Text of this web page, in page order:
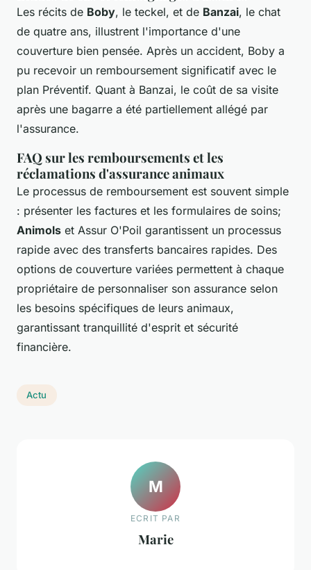
Les récits de Boby, le teckel, et de Banzai, le chat
de quatre ans, illustrent l'importance d'une
couverture bien pensée. Après un accident, Boby a
pu recevoir un remboursement significatif avec le
plan Préventif. Quant à Banzai, le coût de sa visite
après une bagarre a été partiellement allégé par
l'assurance.
FAQ sur les remboursements et les
réclamations d'assurance animaux
Le processus de remboursement est souvent simple
: présenter les factures et les formulaires de soins;
Animols et Assur O'Poil garantissent un processus
rapide avec des transferts bancaires rapides. Des
options de couverture variées permettent à chaque
propriétaire de personnaliser son assurance selon
les besoins spécifiques de leurs animaux,
garantissant tranquillité d'esprit et sécurité
financière.
Actu
M
ECRIT PAR
Marie